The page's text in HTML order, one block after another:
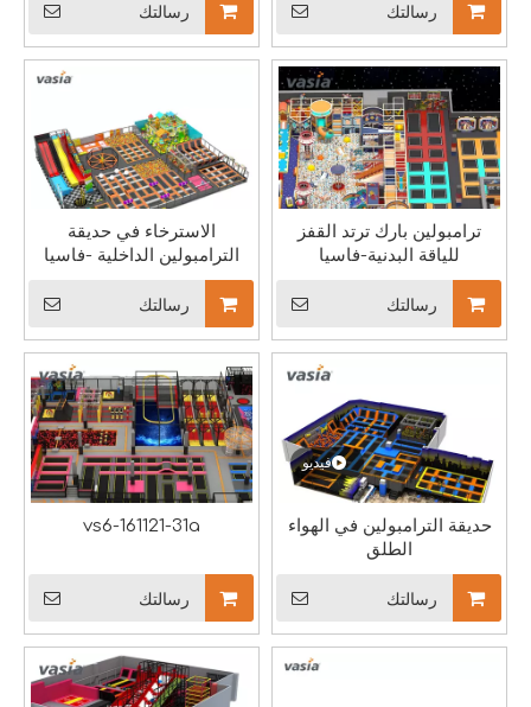
منحت SGS، وهي هيئة مشهورة في مجال ضمان الجودة، شركتنا اعتماد QTL المرموق لمرافق مختبراتنا. يشير هذا الاعتراف إلى أن إجراءات الاختبار لدينا تلبي المعايير الصارمة التي وضعتها SGS، والتي تشمل كل شيء بدءًا من بيئة الاختبار والتجهيزات.
رسالتك رسالتك
الاسترخاء في حديقة
الترامبولين الداخلية -فاسيا
رسالتك
ترامبولين بارك ترتد القفز
للياقة البدنية-فاسيا
رسالتك
vs6-161121-31a
رسالتك
فيديو
حديقة الترامبولين في الهواء
الطلق
رسالتك